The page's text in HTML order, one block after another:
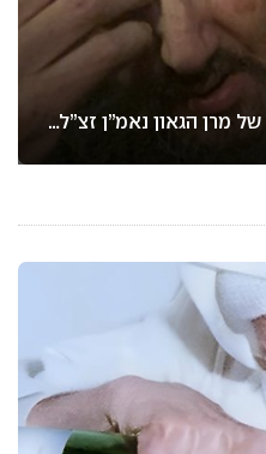
מרן הגאון נאמ”ן זצ”ל…